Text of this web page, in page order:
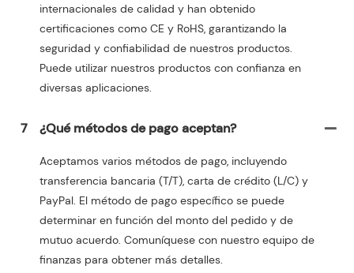
internacionales de calidad y han obtenido
certificaciones como CE y RoHS, garantizando la
seguridad y confiabilidad de nuestros productos.
Puede utilizar nuestros productos con confianza en
diversas aplicaciones.
7 ¿Qué métodos de pago aceptan?
Aceptamos varios métodos de pago, incluyendo
transferencia bancaria (T/T), carta de crédito (L/C) y
PayPal. El método de pago específico se puede
determinar en función del monto del pedido y de
mutuo acuerdo. Comuníquese con nuestro equipo de
finanzas para obtener más detalles.